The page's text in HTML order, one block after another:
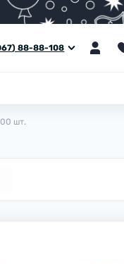
88-88-108
шт.